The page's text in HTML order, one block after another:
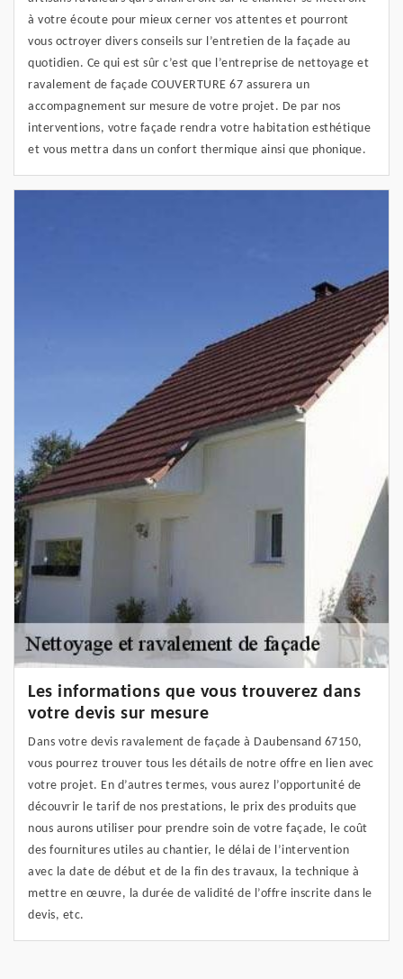
à votre écoute pour mieux cerner vos attentes et pourront
vous octroyer divers conseils sur l’entretien de la façade au
quotidien. Ce qui est sûr c’est que l’entreprise de nettoyage et
ravalement de façade COUVERTURE 67 assurera un
accompagnement sur mesure de votre projet. De par nos
interventions, votre façade rendra votre habitation esthétique
et vous mettra dans un confort thermique ainsi que phonique.
Les informations que vous trouverez dans
votre devis sur mesure
Dans votre devis ravalement de façade à Daubensand 67150,
vous pourrez trouver tous les détails de notre offre en lien avec
votre projet. En d’autres termes, vous aurez l’opportunité de
découvrir le tarif de nos prestations, le prix des produits que
nous aurons utiliser pour prendre soin de votre façade, le coût
des fournitures utiles au chantier, le délai de l’intervention
avec la date de début et de la fin des travaux, la technique à
mettre en œuvre, la durée de validité de l’offre inscrite dans le
devis, etc.